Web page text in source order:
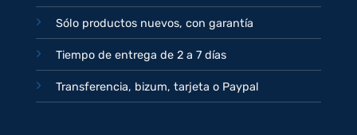
Sólo productos nuevos, con garantía
Tiempo de entrega de 2 a 7 días
Transferencia, bizum, tarjeta o Paypal